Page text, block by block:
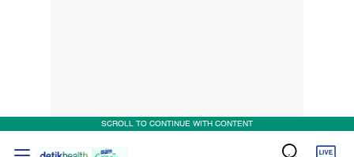
SCROLL TO CONTINUE WITH CONTENT